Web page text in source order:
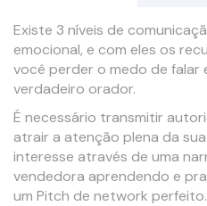
Existe 3 níveis de
emocional, e com eles os
você perder o medo de falar
verdadeiro orador.
É necessário transmitir
atrair a atenção plena da
interesse através de uma
vendedora aprendendo e
um Pitch de network perfeito.